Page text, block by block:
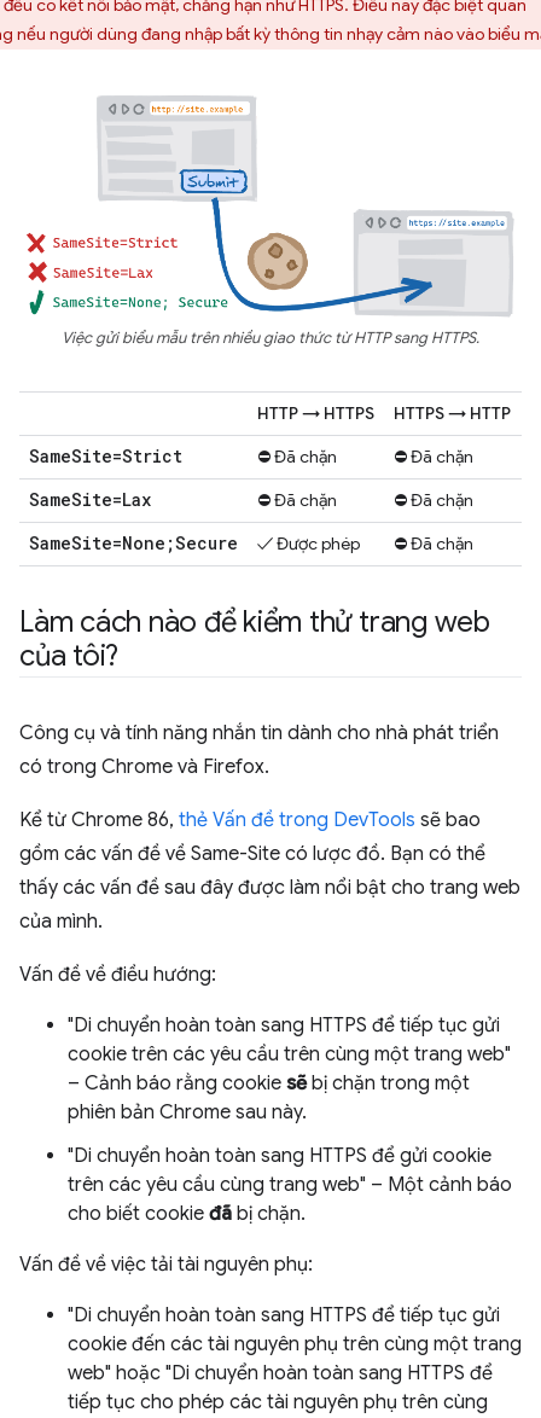
có kết nối bảo mật, chẳng hạn như HTTPS. Điều này đặc biệt quan
nếu người dùng đang nhập bất kỳ thông tin nhạy cảm nào vào biểu
Việc gửi biểu mẫu trên nhiều giao thức từ HTTP sang HTTPS.
HTTP → HTTPS HTTPS → HTTP
SameSite=Strict ⛔ Đã chặn ⛔ Đã chặn
SameSite=Lax ⛔ Đã chặn ⛔ Đã chặn
SameSite=None;Secure ✓ Được phép ⛔ Đã chặn
Làm cách nào để kiểm thử trang web
của tôi?
Công cụ và tính năng nhắn tin dành cho nhà phát triển
có trong Chrome và Firefox.
Kể từ Chrome 86, thẻ Vấn đề trong DevTools sẽ bao
gồm các vấn đề về Same-Site có lược đồ. Bạn có thể
thấy các vấn đề sau đây được làm nổi bật cho trang web
của mình.
Vấn đề về điều hướng:
"Di chuyển hoàn toàn sang HTTPS để tiếp tục gửi
cookie trên các yêu cầu trên cùng một trang web"
– Cảnh báo rằng cookie sẽbị chặn trong một
phiên bản Chrome sau này.
"Di chuyển hoàn toàn sang HTTPS để gửi cookie
trên các yêu cầu cùng trang web" – Một cảnh báo
cho biết cookie đã bị chặn.
Vấn đề về việc tải tài nguyên phụ:
"Di chuyển hoàn toàn sang HTTPS để tiếp tục gửi
cookie đến các tài nguyên phụ trên cùng một trang
web" hoặc "Di chuyển hoàn toàn sang HTTPS để
tiếp tục cho phép các tài nguyên phụ trên cùng